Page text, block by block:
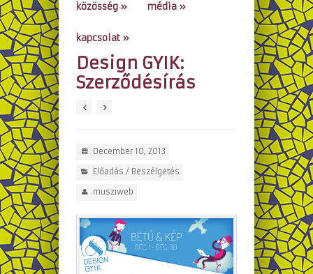
közösség » média »
kapcsolat »
go to...
Design GYIK:
Szerződésírás
December 10, 2013
Előadás / Beszélgetés
musziweb